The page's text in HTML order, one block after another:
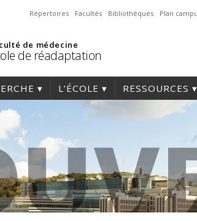
Répertoires Facultés Bibliothèques Plan
de médecine
de réadaptation
L’ÉCOLE RESSOURCES